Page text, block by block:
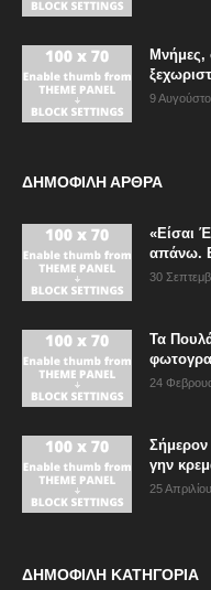
Μνήμες,
9
ΔΗΜΟΦΙΛΗ ΑΡΘΡΑ
«Είσαι
απάνω.
30
Τα
24
Σήμερον
γην
25
ΔΗΜΟΦΙΛΗ ΚΑΤΗΓΟΡΙΑ